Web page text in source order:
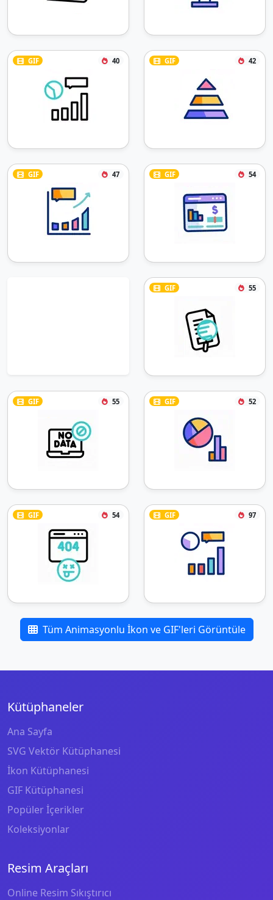
GIF 40 GIF 42
GIF 47 GIF 54
GIF 55
GIF 55 GIF 52
GIF 54 GIF 97
Tüm Animasyonlu İkon ve GIF'leri Görüntüle
Kütüphaneler
Ana Sayfa
SVG Vektör Kütüphanesi
İkon Kütüphanesi
GIF Kütüphanesi
Popüler İçerikler
Koleksiyonlar
Resim Araçları
Online Resim Sıkıştırıcı